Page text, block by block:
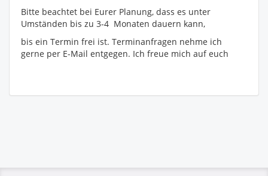
Bitte beachtet bei Eurer Planung, dass es unter
Umständen bis zu 3-4 Monaten dauern kann,
bis ein Termin frei ist. Terminanfragen nehme ich
gerne per E-Mail entgegen. Ich freue mich auf euch